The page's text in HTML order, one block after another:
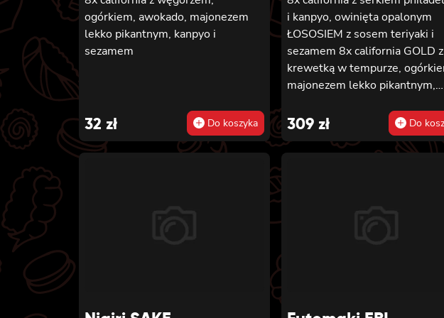
ogórkiem, awokado, majonezem
lekko pikantnym, kanpyo i
sezamem
32 zł Do koszyka
i kanpyo, owinięta opalonym
ŁOSOSIEM z sosem teriyaki i
sezamem 8x california GOLD z
krewetką w tempurze,
majonezem lekko pikantnym,
WĘGORZEM 8x california
krewetką w tempurze,
majonezem lekko pikantnym
lekko pikantnym, sezamem
owinięta KREWETKĄ 8x
309 zł Do